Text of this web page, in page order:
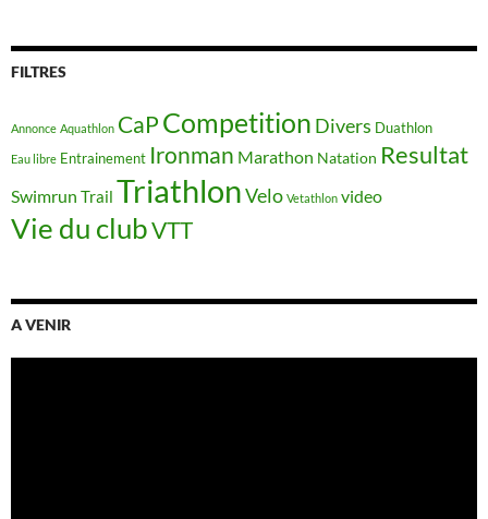
FILTRES
Annonce Aquathlon CaP Competition Divers Duathlon
Eau libre Entrainement Ironman Marathon Natation Resultat
Swimrun Trail TriathlonVelo Vetathlon video
Vie du clubVTT
A VENIR